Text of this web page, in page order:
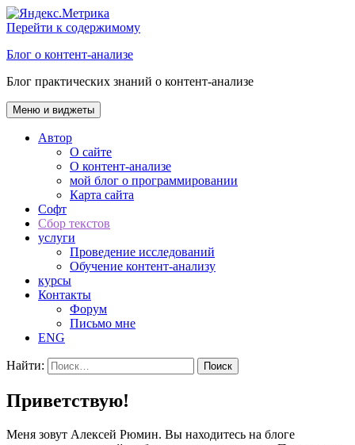
Перейти к содержимому
Блог о контент-анализе
Блог практических знаний о контент-анализе
Меню и виджеты
Автор
О сайте
О контент-анализе
мой блог о программировании
Карта сайта
Софт
Сбор текстов
услуги
Проведение исследований
Обучение контент-анализу
курсы
Контакты
Форум
Письмо мне
ENG
Найти:
Приветствую!
Меня зовут Алексей Рюмин. Вы находитесь на блоге